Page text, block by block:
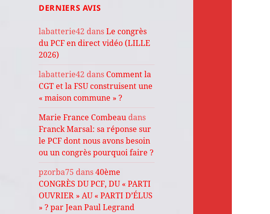
DERNIERS AVIS
labatterie42 dansLe congrès
du PCF en direct vidéo (LILLE
2026)
labatterie42 dans Comment la
CGT et la FSU construisent une
« maison commune » ?
Marie France Combeau dans
Franck Marsal: sa réponse sur
le PCF dont nous avons besoin
ou un congrès pourquoi faire ?
pzorba75 dans40ème
CONGRÈS DU PCF, DU « PARTI
OUVRIER » AU « PARTI D’ÉLUS
» ? par Jean Paul Legrand